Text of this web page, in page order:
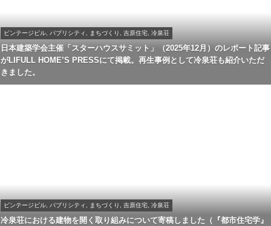
ビンテージビル, パブリシティ, まちづくり, 吉原住宅, 冷泉荘
日本建築学会主催「スターハウスサミット」（2025年12月）のレポート記事
がLIFULL HOME’S PRESSにて掲載。再生事例として冷泉荘も紹介いただ
きました。
ビンテージビル, パブリシティ, まちづくり, 吉原住宅, 冷泉荘
冷泉荘における建物を開く取り組みについて寄稿しました（『都市住宅学』